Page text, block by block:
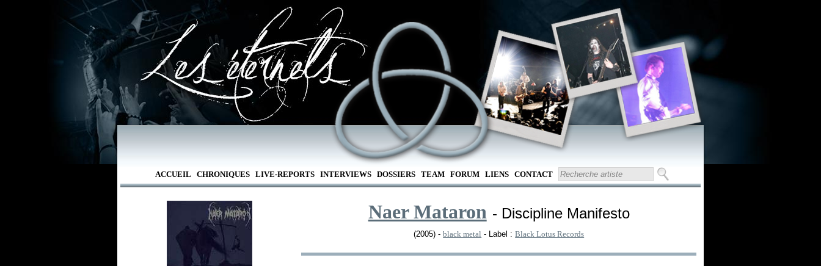
ACCUEIL CHRONIQUES LIVE-REPORTS INTERVIEWS DOSSIERS TEAM FORUM LIENS CONTACT
Naer Mataron - Discipline Manifesto
(2005) -black metal - Label :Black Lotus Records